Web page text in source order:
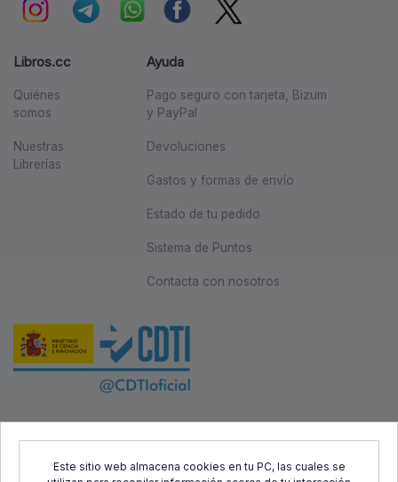
Este sitio web almacena cookies en tu PC, las cuales se
Libros.cc
Quiénes
somos
Nuestras
Librerías
Ayuda
Pago seguro con tarjeta, Bizum
y PayPal
Devoluciones
Gastos y formas de envío
Estado de tu pedido
Sistema de Puntos
Contacta con nosotros
Desarrollo Regional (FEDER) y el Centro para el Desarrollo